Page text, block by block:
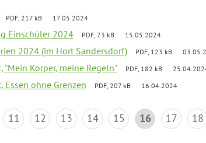
PDF, 217 kB 17.05.2024
Einschüler 2024 PDF, 73 kB 15.05.2024
2024 (im Hort Sandersdorf) PDF, 123 kB
"Mein Körper, meine Regeln" PDF, 182 kB
Essen ohne Grenzen PDF, 207 kB 16.04.2024
11 12 13 14 15 16 17 18